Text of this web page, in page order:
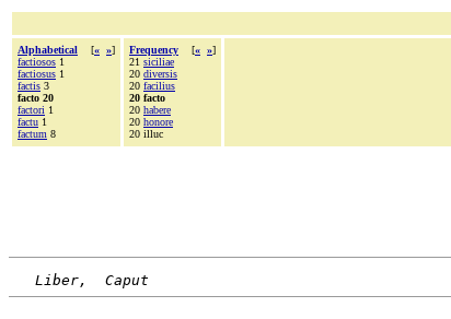
Alphabetical [« »]
factiosos 1
factiosus 1
factis 3
facto 20
factori 1
factu 1
factum 8
Frequency [« »]
21 siciliae
20 diversis
20 facilius
20 facto
20 habere
20 honore
20 illuc
Liber,  Caput